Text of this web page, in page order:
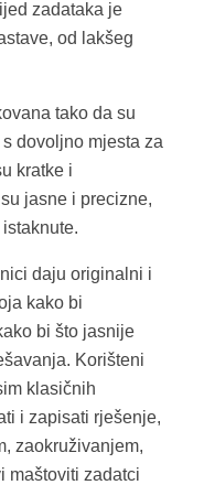
zadataka je
od lakšeg
tako da su
dovoljno mjesta za
kratke i
jasne i precizne,
daju originalni i
kako bi
bi što jasnije
Korišteni
klasičnih
i zapisati rješenje,
zaokruživanjem,
maštoviti zadatci